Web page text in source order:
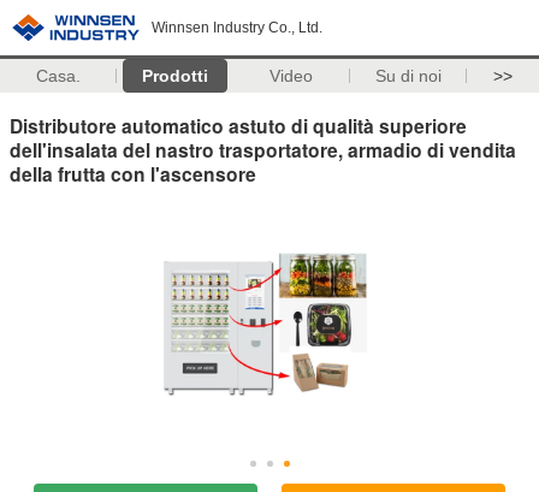
Winnsen Industry Co., Ltd.
Casa. Prodotti Video Su di noi >>
Distributore automatico astuto di qualità superiore
dell'insalata del nastro trasportatore, armadio di vendita
della frutta con l'ascensore